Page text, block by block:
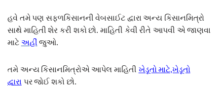
હવે તમે પણ સફળકિસાનની વેબસાઈટ દ્વારા અન્ય કિસાનમિત્રો
સાથે માહિતી શેર કરી શકો છો. માહિતી કેવી રીતે આપવી એ જાણવા
માટે અહીં જુઓ.
તમે અન્ય કિસાનમિત્રોએ આપેલ માહિતી ખેડૂતો માટે,ખેડૂતો
દ્વારાપર જોઈ શકો છો.